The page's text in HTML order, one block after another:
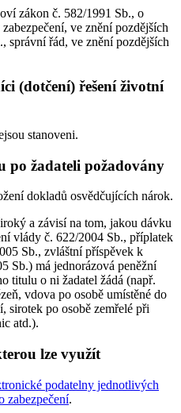
zákon č. 582/1991 Sb., o
ve znění pozdějších
správní řád, ve znění pozdějších
(dotčení) řešení životní
stanoveni.
po žadateli požadovány
dokladů osvědčujících nárok.
a závisí na tom, jakou dávku
vlády č. 622/2004 Sb., příplatek
Sb., zvláštní příspěvek k
Sb.) má jednorázová peněžní
titulu o ni žadatel žádá (např.
vdova po osobě umístěné do
sirotek po osobě zemřelé při
atd.).
lze využít
podatelny jednotlivých
zabezpečení.